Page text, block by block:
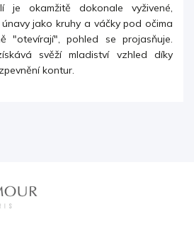
je okamžitě dokonale vyživené,
jako kruhy a váčky pod očima
"otevírají", pohled se projasňuje.
svěží mladiství vzhled díky
kontur.